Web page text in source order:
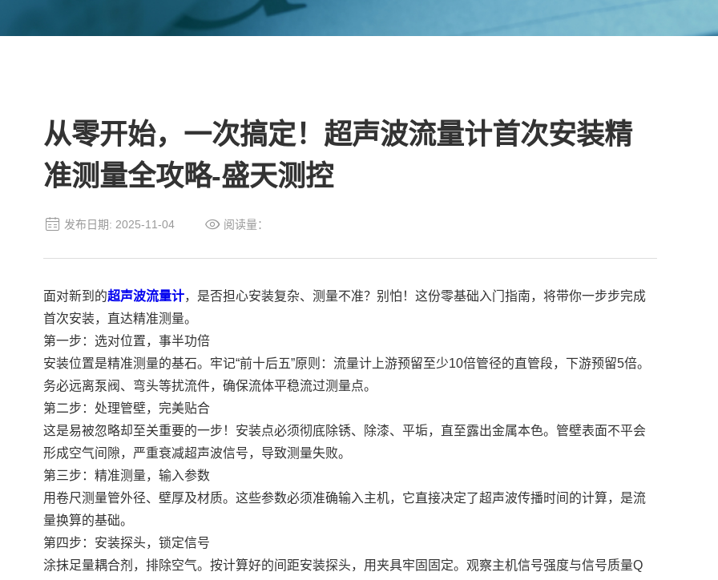
从零开始，一次搞定！超声波流量计首次安装精
准测量全攻略-盛天测控
发布日期: 2025-11-04 阅读量：
面对新到的超声波流量计，是否担心安装复杂、测量不准？别怕！这份零基础入门指南，将带你一步步完成
首次安装，直达精准测量。
第一步：选对位置，事半功倍
安装位置是精准测量的基石。牢记“前十后五”原则：流量计上游预留至少10倍管径的直管段，下游预留5倍。
务必远离泵阀、弯头等扰流件，确保流体平稳流过测量点。
第二步：处理管壁，完美贴合
这是易被忽略却至关重要的一步！安装点必须彻底除锈、除漆、平垢，直至露出金属本色。管壁表面不平会
形成空气间隙，严重衰减超声波信号，导致测量失败。
第三步：精准测量，输入参数
用卷尺测量管外径、壁厚及材质。这些参数必须准确输入主机，它直接决定了超声波传播时间的计算，是流
量换算的基础。
第四步：安装探头，锁定信号
涂抹足量耦合剂，排除空气。按计算好的间距安装探头，用夹具牢固固定。观察主机信号强度与信号质量Q